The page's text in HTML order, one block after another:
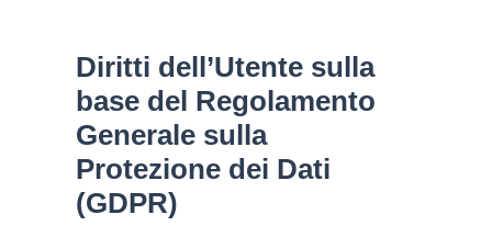
Diritti dell’Utente sulla
base del Regolamento
Generale sulla
Protezione dei Dati
(GDPR)